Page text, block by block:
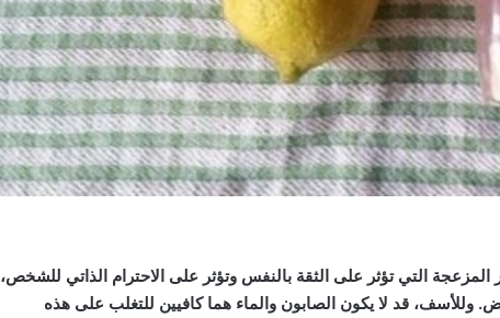
المزعجة التي تؤثر على الثقة بالنفس وتؤثر على الاحترام الذاتي للشخص،
قد لا يكون الصابون والماء هما كافيين للتغلب على هذه